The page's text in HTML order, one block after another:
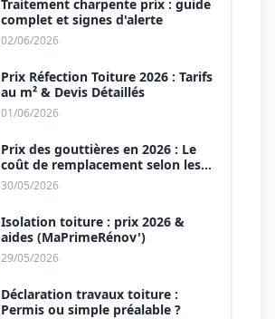
Traitement charpente prix : guide
complet et signes d'alerte
02/06/2026
Prix Réfection Toiture 2026 : Tarifs
au m² & Devis Détaillés
01/06/2026
Prix des gouttières en 2026 : Le
coût de remplacement selon les
matériaux
30/05/2026
Isolation toiture : prix 2026 &
aides (MaPrimeRénov')
29/05/2026
Déclaration travaux toiture :
Permis ou simple préalable ?